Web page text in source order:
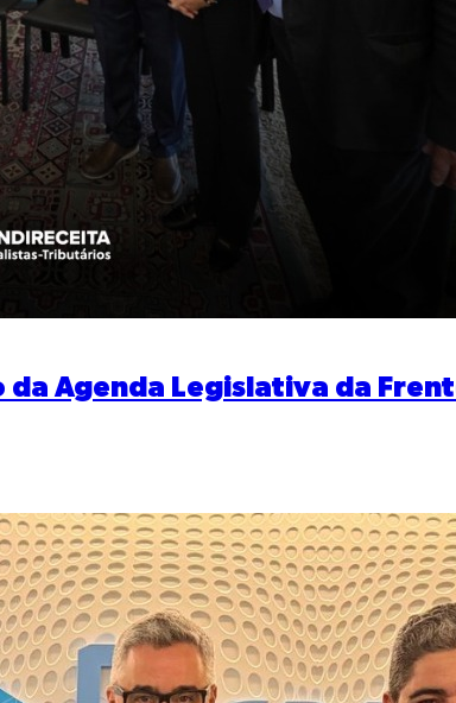
Agenda Legislativa da